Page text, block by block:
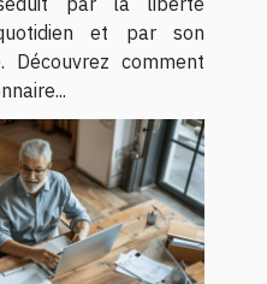
et par son
Découvrez comment